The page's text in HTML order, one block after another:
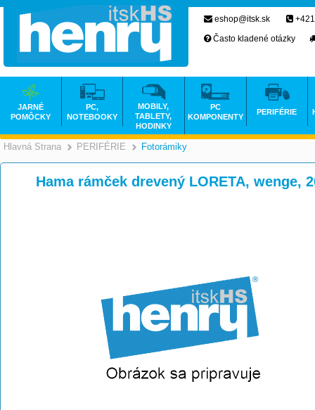
Hlavná Strana >
PERIFÉRIE >
Fotorámiky
Hama rámček drevený LORETA, wenge,
eshop@itsk.sk
Často kladené otázky
JARNÉ
POMÔCKY
PC,
NOTEBOOKY
MOBILY,
TABLETY,
HODINKY
PC
KOMPONENTY
PERIFÉRIE